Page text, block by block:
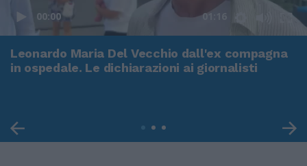
00:00 01:16
Leonardo Maria Del Vecchio dall'ex compagna
in ospedale. Le dichiarazioni ai giornalisti